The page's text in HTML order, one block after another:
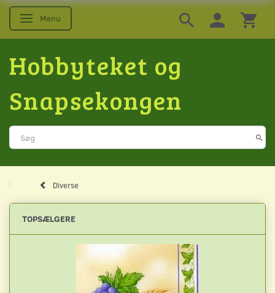
Skifte navigation
Menu
Hobbyteket og
Snapsekongen
Diverse
TOPSÆLGERE